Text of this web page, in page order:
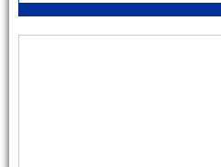
আজ বিশিষ্ট শিক্ষাবিদ এ.টি. আহমেদ হোসাইন